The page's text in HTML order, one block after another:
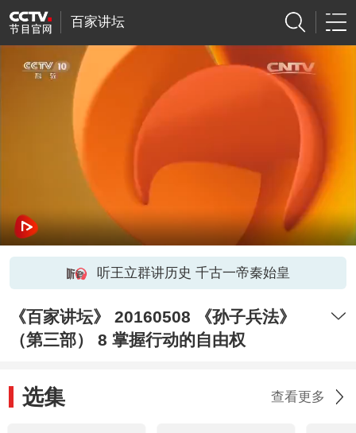
百家讲坛
听王立群讲历史 千古一帝秦始皇
《百家讲坛》 20160508 《孙子兵法》
（第三部） 8 掌握行动的自由权
选集 查看更多